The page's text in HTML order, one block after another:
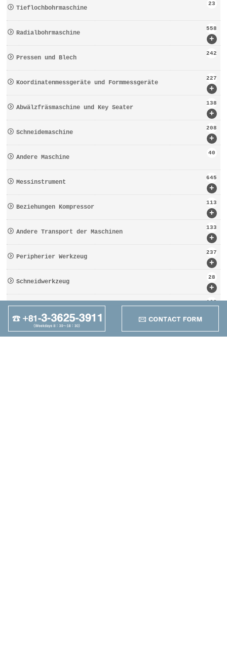
Tieflochbohrmaschine
23
+
Radialbohrmaschine
558
Pressen und Blech
242
+
Koordinatenmessgeräte und Formmessgeräte
227
+
Abwälzfräsmaschine und Key Seater
138
+
Schneidemaschine
208
Andere Maschine
40
+
Messinstrument
645
+
Beziehungen Kompressor
113
+
Andere Transport der Maschinen
133
+
Peripherier Werkzeug
237
+
Schneidwerkzeug
28
Werkzeugbezogen
162
+
Anders